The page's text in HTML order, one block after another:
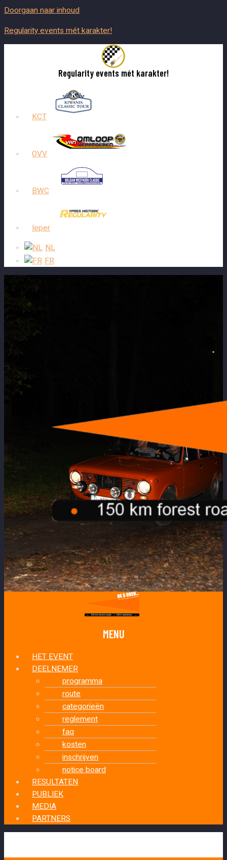
Doorgaan naar inhoud
Regularity events mét karakter!
Regularity events mét karakter!
KCT
OVV
BWC
Ieper
NL
FR
MENU
HET EVENT
DEELNEMER
programma
route
categorieën
reglement
faq
kosten
inschrijven
notice board
RESULTATEN
PUBLIEK
MEDIA
PARTNERS